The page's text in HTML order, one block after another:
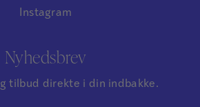
Instagram
Nyhedsbrev
tilbud direkte i din indbakke.